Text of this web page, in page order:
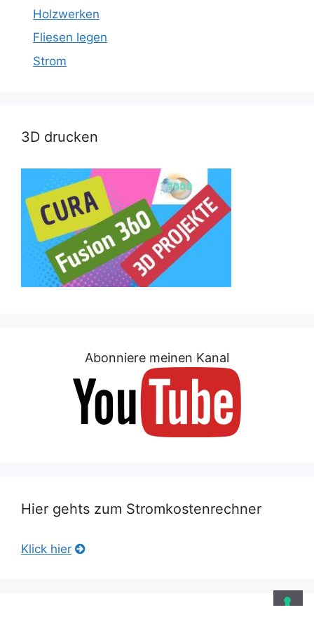
Holzwerken
Fliesen legen
Strom
3D drucken
Abonniere meinen Kanal
Hier gehts zum Stromkostenrechner
Klick hier